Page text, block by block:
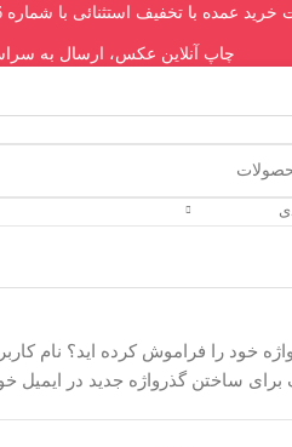
خود را فراموش کرده اید؟ نام
برای ساختن گذرواژه جدید در ایمیل
عمده با تخفیف استثنائی با شماره 09123979756 تماس حاصل فرمایید.
چاپ آنلاین عکس، ارسال به سراسر کشور